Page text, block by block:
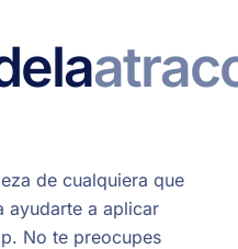
la
de cualquiera que
ayudarte a aplicar
No te preocupes